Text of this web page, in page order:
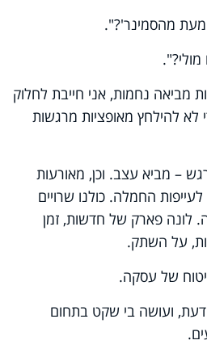
מהסמינר'?".
מביאה נחמות, אני חייבת לחלוק
לא להילחץ מאופציות מרגשות
– מביא עצב. וכן, מאורעות
החמלה. כולנו שרויים
לונה פארק של חדשות, זמן
על השתק.
של עסקה.
ועושה בי שקט בתחום